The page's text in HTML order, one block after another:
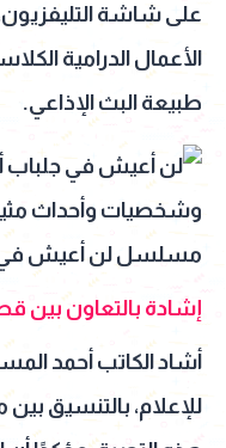
على شاشة
الأعمال الدرامية
طبيعة البث الإذاعي.
مسلسل لن أعيش في
إشادة بالتعاون بين
أشاد الكاتب أحمد
للإعلام، بالتنسيق